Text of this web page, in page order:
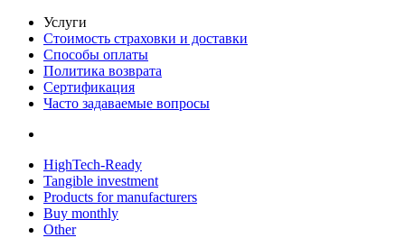
Услуги
Стоимость страховки и доставки
Способы оплаты
Политика возврата
Сертификация
Часто задаваемые вопросы
HighTech-Ready
Tangible investment
Products for manufacturers
Buy monthly
Other